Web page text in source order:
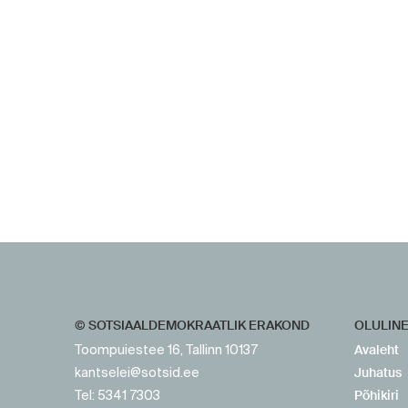
© SOTSIAALDEMOKRAATLIK ERAKOND
Toompuiestee 16, Tallinn 10137
kantselei@sotsid.ee
Tel: 5341 7303
OLULINE
Avaleht
Juhatus
Põhikiri